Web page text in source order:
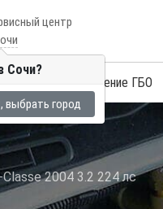
центр
Обучение ГБО
2004 3.2 224 лс
Сочи?
выбрать город